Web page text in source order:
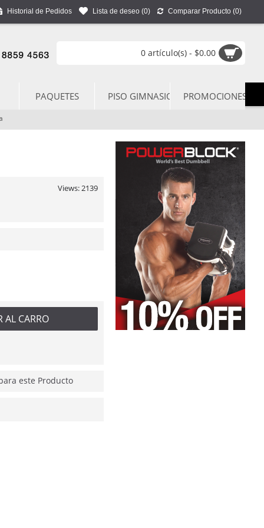
Historial de Pedidos Lista de deseo (0) Comparar Producto (0)
0 artículo(s) - $0.00
PAQUETES PISO GIMNASIO PROMOCIONES
Views: 2139
AL CARRO
este Producto